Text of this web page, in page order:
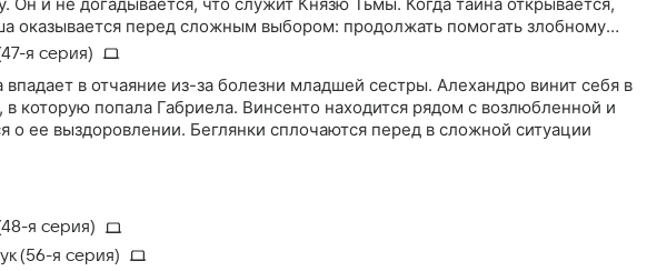
оказывается перед сложным выбором: продолжать помогать злобному
тьмы или, наоборот, защитить своих новых друзей
я серия)
впадает в отчаяние из-за болезни младшей сестры. Алехандро винит себя в
в которую попала Габриела. Винсенто находится рядом с возлюбленной и
о ее выздоровлении. Беглянки сплочаются перед в сложной ситуации
я серия)
(56-я серия)